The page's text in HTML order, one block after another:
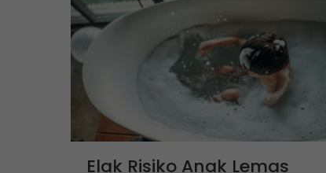
Elak Risiko Anak Lemas